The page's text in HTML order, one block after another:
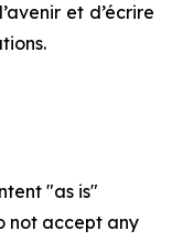
et d’écrire
"as is"
not accept any